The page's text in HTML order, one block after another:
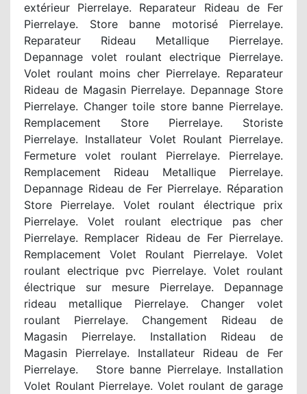
extérieur Pierrelaye. Reparateur Rideau de Fer
Pierrelaye. Store banne motorisé Pierrelaye.
Reparateur Rideau Metallique Pierrelaye.
Depannage volet roulant electrique Pierrelaye.
Volet roulant moins cher Pierrelaye. Reparateur
Rideau de Magasin Pierrelaye. Depannage Store
Pierrelaye. Changer toile store banne Pierrelaye.
Remplacement Store Pierrelaye. Storiste
Pierrelaye. Installateur Volet Roulant Pierrelaye.
Fermeture volet roulant Pierrelaye. Pierrelaye.
Remplacement Rideau Metallique Pierrelaye.
Depannage Rideau de Fer Pierrelaye. Réparation
Store Pierrelaye. Volet roulant électrique prix
Pierrelaye. Volet roulant electrique pas cher
Pierrelaye. Remplacer Rideau de Fer Pierrelaye.
Remplacement Volet Roulant Pierrelaye. Volet
roulant electrique pvc Pierrelaye. Volet roulant
électrique sur mesure Pierrelaye. Depannage
rideau metallique Pierrelaye. Changer volet
roulant Pierrelaye. Changement Rideau de
Magasin Pierrelaye. Installation Rideau de
Magasin Pierrelaye. Installateur Rideau de Fer
Pierrelaye. Store banne Pierrelaye. Installation
Volet Roulant Pierrelaye. Volet roulant de garage